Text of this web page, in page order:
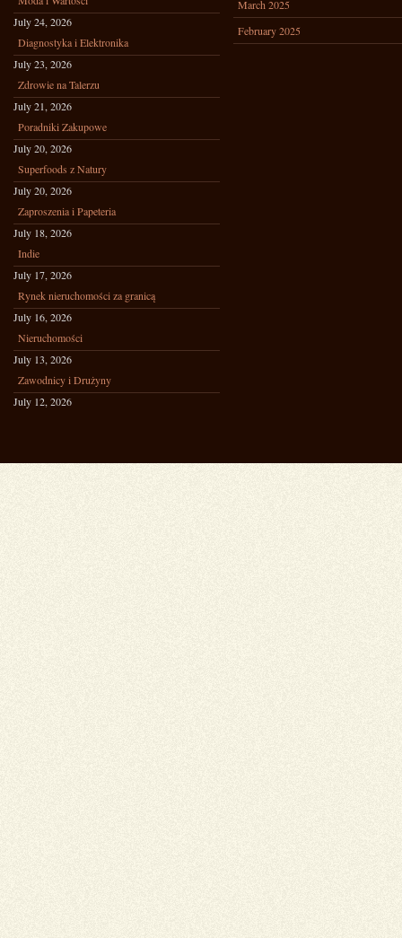
July 24, 2026
Diagnostyka i Elektronika
July 23, 2026
Zdrowie na Talerzu
July 21, 2026
Poradniki Zakupowe
July 20, 2026
Superfoods z Natury
July 20, 2026
Zaproszenia i Papeteria
July 18, 2026
Indie
July 17, 2026
Rynek nieruchomości za granicą
July 16, 2026
Nieruchomości
July 13, 2026
Zawodnicy i Drużyny
July 12, 2026
March 2025
February 2025